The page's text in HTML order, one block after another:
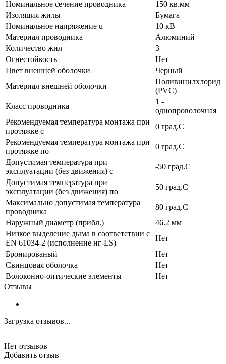
Номинальное сечение проводника
150 кв.мм
Изоляция жилы
Бумага
Номинальное напряжение u
10 кВ
Материал проводника
Алюминий
Количество жил
3
Огнестойкость
Нет
Цвет внешней оболочки
Черный
Материал внешней оболочки
Поливинилхлорид
(PVC)
Класс проводника
1 -
однопроволочная
Рекомендуемая температура монтажа при
протяжке с
0 град.C
Рекомендуемая температура монтажа при
протяжке по
0 град.C
Допустимая температура при
эксплуатации (без движения) с
-50 град.C
Допустимая температура при
эксплуатации (без движения) по
50 град.C
Максимально допустимая температура
проводника
80 град.C
Наружный диаметр (прибл.)
46.2 мм
Низкое выделение дыма в соответствии с
EN 61034-2 (исполнение нг-LS)
Нет
Бронированый
Нет
Свинцовая оболочка
Нет
Волоконно-оптические элементы
Нет
Отзывы
Загрузка отзывов...
Нет отзывов
Добавить отзыв